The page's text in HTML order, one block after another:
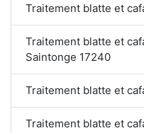
Traitement blatte et
Traitement blatte et
Saintonge 17240
Traitement blatte et
Traitement blatte et